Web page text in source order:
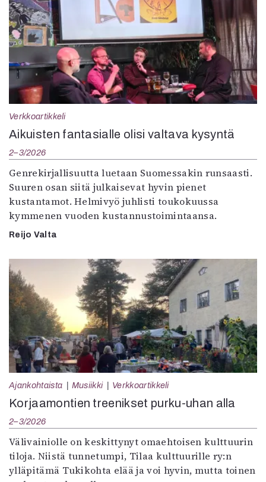
Verkkoartikkeli
Aikuisten fantasialle olisi valtava kysyntä
2–3/2026
Genrekirjallisuutta luetaan Suomessakin runsaasti.
Suuren osan siitä julkaisevat hyvin pienet
kustantamot. Helmivyö juhlisti toukokuussa
kymmenen vuoden kustannustoimintaansa.
Reijo Valta
Ajankohtaista Musiikki Verkkoartikkeli
Korjaamontien treenikset purku-uhan alla
2–3/2026
Välivainiolle on keskittynyt omaehtoisen kulttuurin
tiloja. Niistä tunnetumpi, Tilaa kulttuurille ry:n
ylläpitämä Tukikohta elää ja voi hyvin, mutta toinen